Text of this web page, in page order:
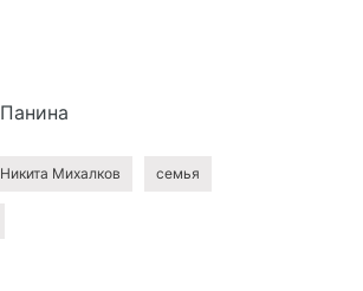
Панина
Никита Михалков семья